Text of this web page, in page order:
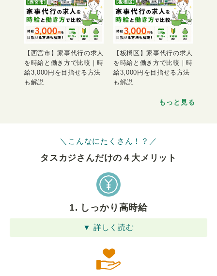
【西宮市】家事代行の求人
を時給と働き方で比較｜時
給3,000円を目指せる方法
も解説
【板橋区】家事代行の求人
を時給と働き方で比較｜時
給3,000円を目指せる方法
も解説
もっと見る
＼こんなにたくさん！？／
タスカジさんだけの４⼤メリット
1. しっかり高時給
▼ 詳しく読む